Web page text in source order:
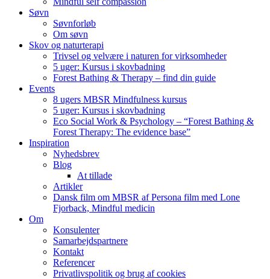
Søvn
Søvnforløb
Om søvn
Skov og naturterapi
Trivsel og velvære i naturen for virksomheder
5 uger: Kursus i skovbadning
Forest Bathing & Therapy – find din guide
Events
8 ugers MBSR Mindfulness kursus
5 uger: Kursus i skovbadning
Eco Social Work & Psychology – “Forest Bathing &
Forest Therapy: The evidence base”
Inspiration
Nyhedsbrev
Blog
At tillade
Artikler
Dansk film om MBSR af Persona film med Lone
Fjorback, Mindful medicin
Om
Konsulenter
Samarbejdspartnere
Kontakt
Referencer
Privatlivspolitik og brug af cookies